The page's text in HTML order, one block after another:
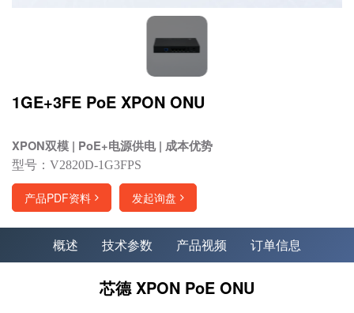
1GE+3FE PoE XPON ONU
XPON双模 | PoE+电源供电 | 成本优势
型号：V2820D-1G3FPS
产品PDF资料 发起询盘
概述 技术参数 产品视频 订单信息
芯德 XPON PoE ONU